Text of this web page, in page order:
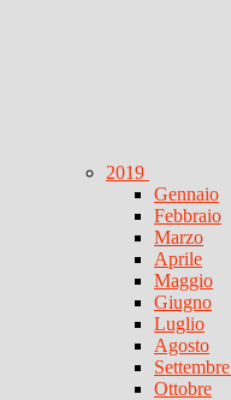
2019
Gennaio
Febbraio
Marzo
Aprile
Maggio
Giugno
Luglio
Agosto
Settembre
Ottobre